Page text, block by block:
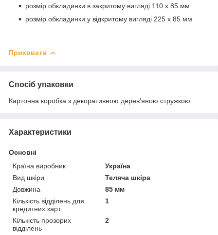
розмір обкладинки в закритому вигляді 110 х 85 мм
розмір обкладинки у відкритому вигляді 225 х 85 мм
Приховати
Спосіб упаковки
Картонна коробка з декоративною дерев'яною стружкою
Характеристики
Основні
Країна виробник
Україна
Вид шкіри
Теляча шкіра
Довжина
85 мм
Кількість відділень для
кредитних карт
1
Кількість прозорих
відділень
2